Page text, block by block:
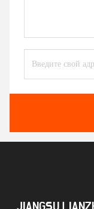
JIANGSU